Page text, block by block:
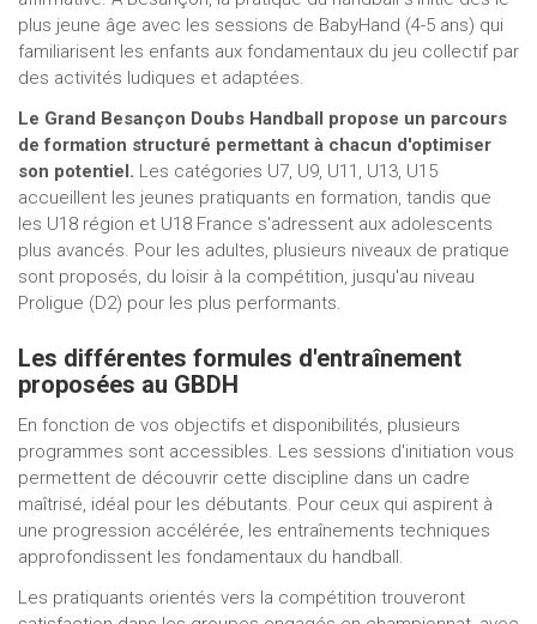
plus jeune âge avec les sessions de BabyHand (4-5 ans) qui
familiarisent les enfants aux fondamentaux du jeu collectif par
des activités ludiques et adaptées.
Le Grand Besançon Doubs Handball propose un parcours
de formation structuré permettant à chacun d'optimiser
son potentiel. Les catégories U7, U9, U11, U13, U15
accueillent les jeunes pratiquants en formation, tandis que
les U18 région et U18 France s'adressent aux adolescents
plus avancés. Pour les adultes, plusieurs niveaux de pratique
sont proposés, du loisir à la compétition, jusqu'au niveau
Proligue (D2) pour les plus performants.
Les différentes formules d'entraînement
proposées au GBDH
En fonction de vos objectifs et disponibilités, plusieurs
programmes sont accessibles. Les sessions d'initiation vous
permettent de découvrir cette discipline dans un cadre
maîtrisé, idéal pour les débutants. Pour ceux qui aspirent à
une progression accélérée, les entraînements techniques
approfondissent les fondamentaux du handball.
Les pratiquants orientés vers la compétition trouveront